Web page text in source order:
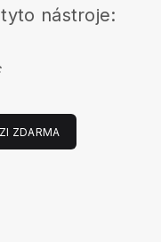
tyto nástroje:
ZDARMA